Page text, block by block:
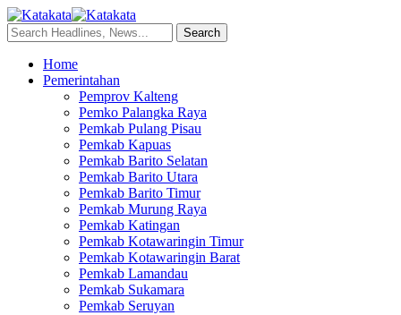
Home
Pemerintahan
Pemprov Kalteng
Pemko Palangka Raya
Pemkab Pulang Pisau
Pemkab Kapuas
Pemkab Barito Selatan
Pemkab Barito Utara
Pemkab Barito Timur
Pemkab Murung Raya
Pemkab Katingan
Pemkab Kotawaringin Timur
Pemkab Kotawaringin Barat
Pemkab Lamandau
Pemkab Sukamara
Pemkab Seruyan